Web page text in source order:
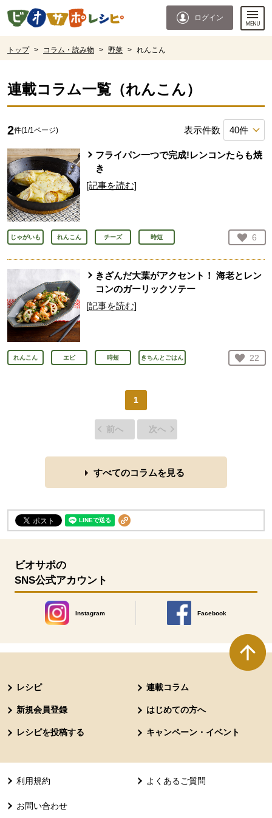
ページの先頭です。
ログイン
トップ > コラム・読み物 > 野菜 > れんこん
連載コラム一覧（れんこん）
2件(1 /1 ページ) 表示件数
フライパン一つで完成!レンコンたらも焼
き
[記事を読む]
じゃがいも れんこん チーズ 時短 お気
6
人
きざんだ大葉がアクセント！ 海老とレン
コンのガーリックソテー
[記事を読む]
れんこん エビ 時短 きちんとごはん お気
22
人
1
前へ 次へ
すべてのコラムを見る
ビオサポの
SNS公式アカウント
Instagram
別のウィンドウで開きます。
Facebook
別のウィンドウで開きます
レシピ 連載コラム
新規会員登録 はじめての方へ
レシピを投稿する キャンペーン・イベント
利用規約 よくあるご質問
お問い合わせ